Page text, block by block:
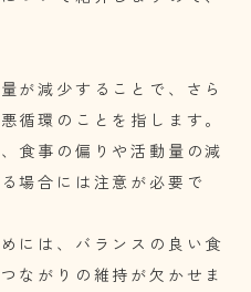
が減少することで、さら
循環のことを指します。
食事の偏りや活動量の減
場合には注意が必要で
には、バランスの良い食
ながりの維持が欠かせま